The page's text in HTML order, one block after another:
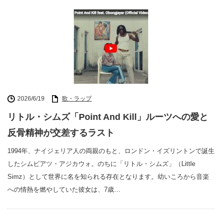
2026/6/19 歌・ラップ
リトル・シムズ「Point And Kill」ルーツへの愛と
反骨精神が交差するラスト
1994年、ナイジェリア人の両親のもと、ロンドン・イズリントンで誕生
したシムビアツ・アジカウォ。のちに「リトル・シムズ」（Little
Simz）として世界に名を知られる存在となります。幼いころから音楽
への情熱を燃やしていた彼女は、7歳…